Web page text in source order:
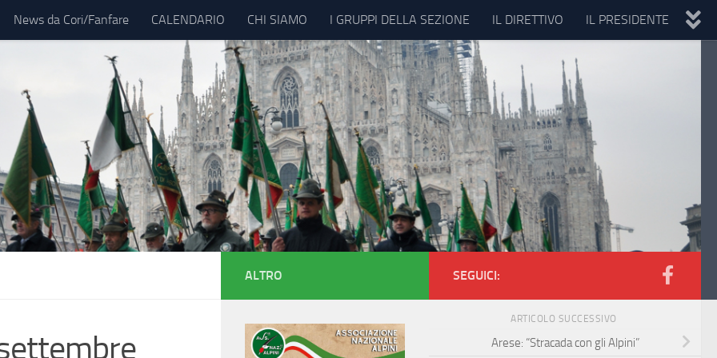
News da Cori/Fanfare CALENDARIO CHI SIAMO I GRUPPI DELLA SEZIONE IL DIRETTIVO IL PRESIDENTE
SEGUICI:
ARTICOLO SUCCESSIVO
Arese: “Stracada con gli Alpini”
ALTRO